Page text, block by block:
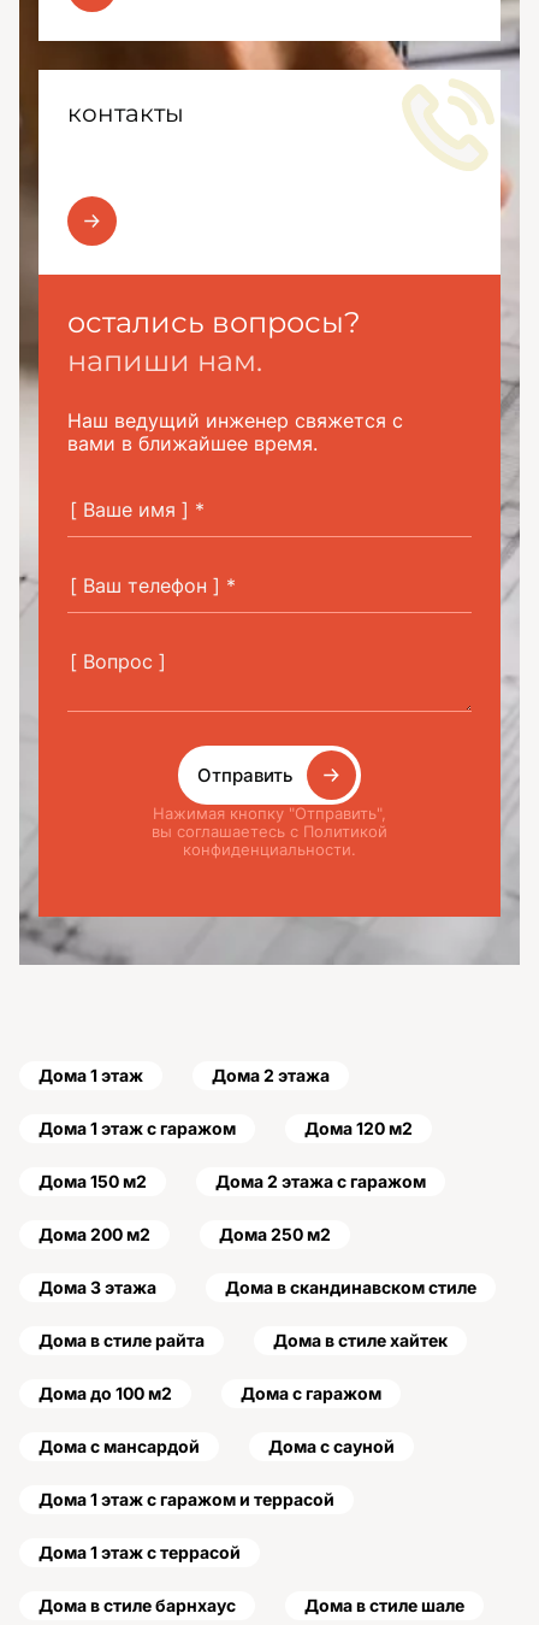
контакты
остались вопросы?
напиши нам.
Наш ведущий инженер свяжется с
вами в ближайшее время.
Отправить
Нажимая кнопку "Отправить",
вы соглашаетесь с Политикой
конфиденциальности.
Дома 1 этаж Дома 2 этажа
Дома 1 этаж с гаражом Дома 120 м2
Дома 150 м2 Дома 2 этажа с гаражом
Дома 200 м2 Дома 250 м2
Дома 3 этажа Дома в скандинавском стиле
Дома в стиле райта Дома в стиле хайтек
Дома до 100 м2 Дома с гаражом
Дома с мансардой Дома с сауной
Дома 1 этаж с гаражом и террасой
Дома 1 этаж с террасой
Дома в стиле барнхаус Дома в стиле шале